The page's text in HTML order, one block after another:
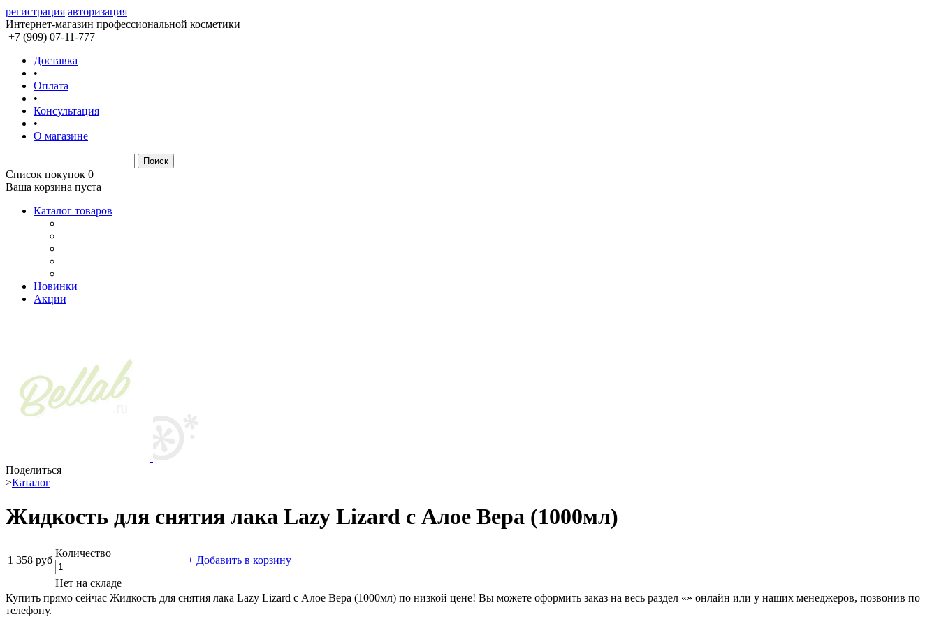
регистрация авторизация
Интернет-магазин профессиональной косметики
+7 (909) 07-11-777
Доставка
•
Оплата
•
Консультация
•
О магазине
Список покупок 0
Ваша корзина пуста
Каталог товаров
Новинки
Акции
Поделиться
>Каталог
Жидкость для снятия лака Lazy Lizard с Алое Вера (1000мл)
1 358 руб
Количество
+ Добавить в корзину
Нет на складе
Купить прямо сейчас Жидкость для снятия лака Lazy Lizard с Алое Вера (1000мл) по низкой цене! Вы можете оформить заказ на весь раздел «» онлайн или у наших менеджеров, позвонив по
телефону.